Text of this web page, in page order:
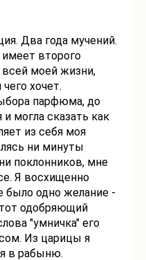
Два года мучений.
второго
моей жизни,
хочет.
парфюма, до
могла сказать как
из себя моя
ни минуты
поклонников, мне
Я восхищенно
было одно желание -
одобряющий
"умничка" его
Из царицы я
в рабыню.